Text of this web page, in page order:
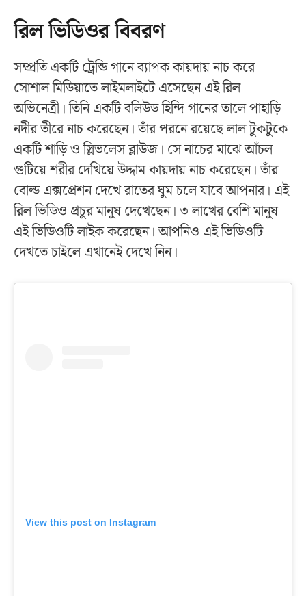
রিল ভিডিওর বিবরণ
সম্প্রতি একটি ট্রেন্ডি গানে ব্যাপক কায়দায় নাচ করে
সোশাল মিডিয়াতে লাইমলাইটে এসেছেন এই রিল
অভিনেত্রী। তিনি একটি বলিউড হিন্দি গানের তালে পাহাড়ি
নদীর তীরে নাচ করেছেন। তাঁর পরনে রয়েছে লাল টুকটুকে
একটি শাড়ি ও স্লিভলেস ব্লাউজ। সে নাচের মাঝে আঁচল
গুটিয়ে শরীর দেখিয়ে উদ্দাম কায়দায় নাচ করেছেন। তাঁর
বোল্ড এক্সপ্রেশন দেখে রাতের ঘুম চলে যাবে আপনার। এই
রিল ভিডিও প্রচুর মানুষ দেখেছেন। ৩ লাখের বেশি মানুষ
এই ভিডিওটি লাইক করেছেন। আপনিও এই ভিডিওটি
দেখতে চাইলে এখানেই দেখে নিন।
View this post on Instagram